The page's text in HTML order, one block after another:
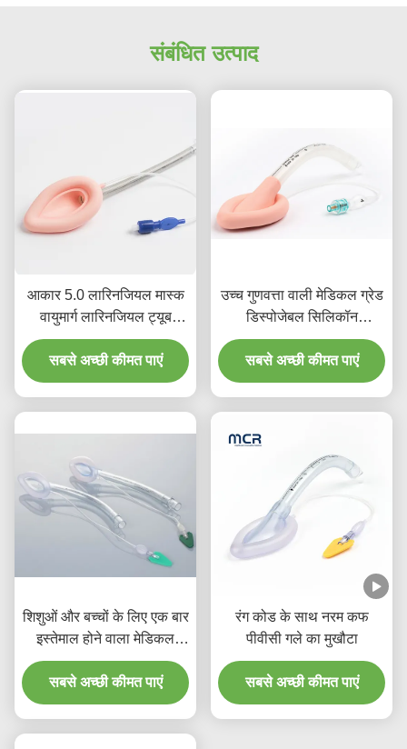
संबंधित उत्पाद
आकार 5.0 लारिनजियल मास्क
वायुमार्ग लारिनजियल ट्यूब
वायुमार्ग वयस्क उपयोग के लिए
सिलिकॉन
सबसे अच्छी कीमत पाएं
उच्च गुणवत्ता वाली मेडिकल ग्रेड
डिस्पोजेबल सिलिकॉन
लैरिन्जियल मास्क इंटुबेशन
एलएमए ट्यूबिंग
सबसे अच्छी कीमत पाएं
शिशुओं और बच्चों के लिए एक बार
इस्तेमाल होने वाला मेडिकल
पीवीसी लारिनजियल मास्क
सबसे अच्छी कीमत पाएं
रंग कोड के साथ नरम कफ
पीवीसी गले का मुखौटा
सबसे अच्छी कीमत पाएं